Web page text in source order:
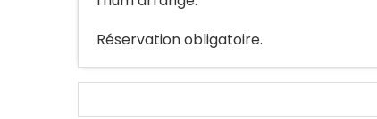
Réservation obligatoire.